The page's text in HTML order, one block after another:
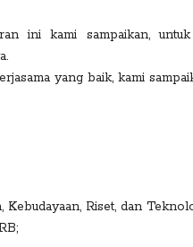
ini kami sampaikan,
yang baik, kami
Kebudayaan, Riset, dan